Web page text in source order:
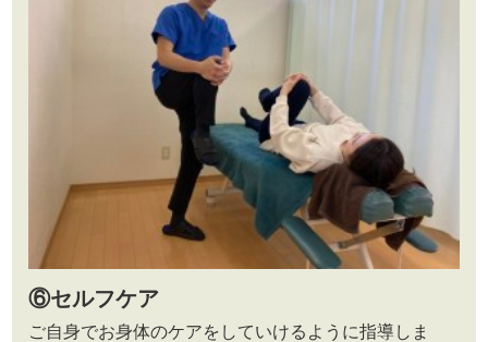
⑥セルフケア
ご自身でお身体のケアをしていけるように指導しま